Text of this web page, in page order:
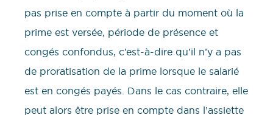
pas prise en compte à partir du moment où la
prime est versée, période de présence et
congés confondus, c’est-à-dire qu’il n’y a pas
de proratisation de la prime lorsque le salarié
est en congés payés. Dans le cas contraire, elle
peut alors être prise en compte dans l’assiette